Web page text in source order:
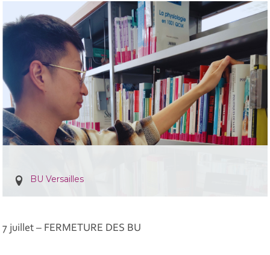
BU Versailles
7 juillet – FERMETURE DES BU